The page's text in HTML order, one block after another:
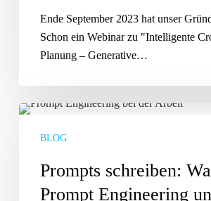
Ende September 2023 hat unser
Schon ein Webinar zu "Intelligente
Planung – Generative…
Prompts
BLOG
Prompts schreiben:
Prompt Engineering